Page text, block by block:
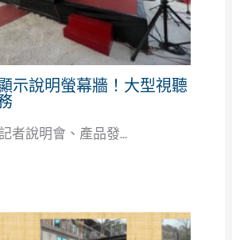
示說明螢幕牆！大型視聽
者說明會、產品發...